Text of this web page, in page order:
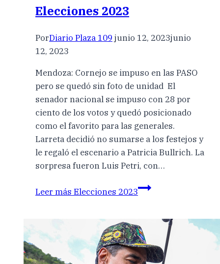
Elecciones 2023
PorDiario Plaza 109 junio 12, 2023junio
12, 2023
Mendoza: Cornejo se impuso en las PASO
pero se quedó sin foto de unidad El
senador nacional se impuso con 28 por
ciento de los votos y quedó posicionado
como el favorito para las generales.
Larreta decidió no sumarse a los festejos y
le regaló el escenario a Patricia Bullrich. La
sorpresa fueron Luis Petri, con…
Leer más Elecciones 2023